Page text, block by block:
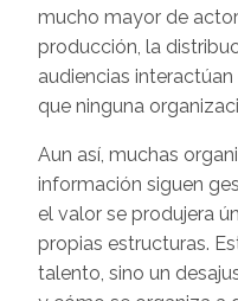
mucho mayor de
producción, la
audiencias
que ninguna
Aun así, muchas
información siguen
el valor se produjera
propias estructuras.
talento, sino un